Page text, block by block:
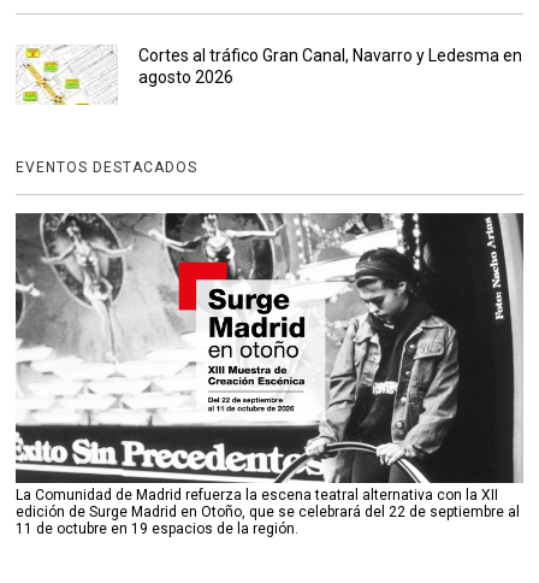
Cortes al tráfico Gran Canal, Navarro y Ledesma en
agosto 2026
EVENTOS DESTACADOS
La Comunidad de Madrid refuerza la escena teatral alternativa con la XII
edición de Surge Madrid en Otoño, que se celebrará del 22 de septiembre al
11 de octubre en 19 espacios de la región.